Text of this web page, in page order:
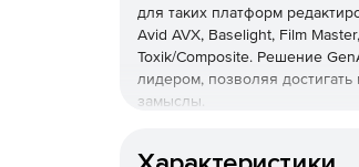
для таких платформ
Avid AVX, Baselight, Film
Toxik/Composite. Решение
лидером, позволяя
замыслы.
Версии GenArts